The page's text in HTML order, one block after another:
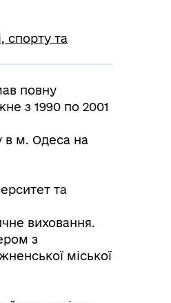
спорту та
повну
з 1990 по 2001
в м. Одеса на
та
виховання.
з
міської